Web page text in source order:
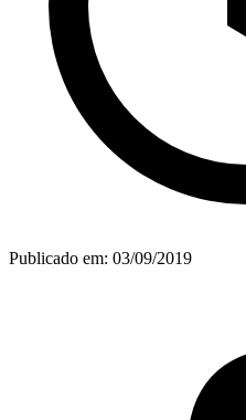
Publicado em: 03/09/2019